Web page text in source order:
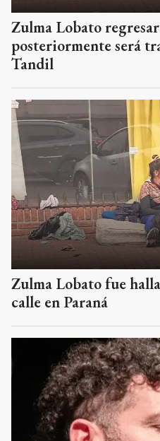
Zulma Lobato
posteriormente será
Tandil
Zulma Lobato fue
calle en Paraná